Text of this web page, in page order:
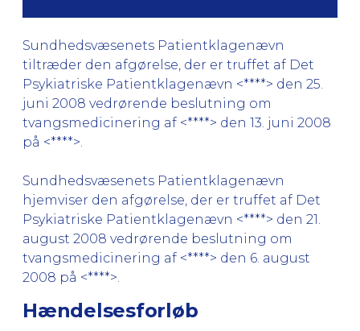
Sundhedsvæsenets Patientklagenævn
tiltræder den afgørelse, der er truffet af Det
Psykiatriske Patientklagenævn <****> den 25.
juni 2008 vedrørende beslutning om
tvangsmedicinering af <****> den 13. juni 2008
på <****>.
Sundhedsvæsenets Patientklagenævn
hjemviser den afgørelse, der er truffet af Det
Psykiatriske Patientklagenævn <****> den 21.
august 2008 vedrørende beslutning om
tvangsmedicinering af <****> den 6. august
2008 på <****>.
Hændelsesforløb